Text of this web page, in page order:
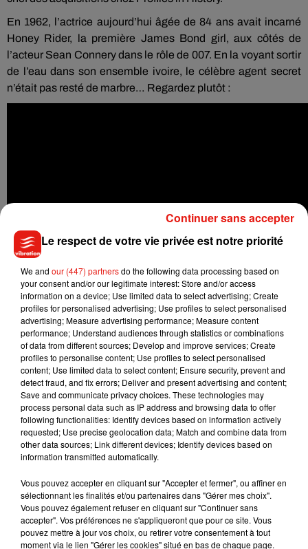
En 1962, l’actrice aujourd’hui âgée de 84 ans avait incarné
Honey Rider, la première James Bond girl, aux côtés de
l’acteur Sean Connery dans le rôle de 007. En la voyant sortir
de l’eau dans son ensemble ivoire, le célèbre agent secret
n’était pas resté de marbre… Regardez plutôt :
Musique
5 août 2026
Benny Blanco invite Selena Gomez et
Becky G sur son nouveau single
4 août 2026
Tiny Desk invite Charlie Puth pour une
live session solaire
Le respect de votre vie privée est notre priorité
We and our (447) partnersdo the following data processing based on
your consent and/or our legitimate interest: Store and/or access
information on a device; Use limited data to select advertising; Create
profiles for personalised advertising; Use profiles to select personalised
advertising; Measure advertising performance; Measure content
performance; Understand audiences through statistics or combinations
of data from different sources; Develop and improve services; Create
profiles to personalise content; Use profiles to select personalised
content; Use limited data to select content; Ensure security, prevent and
detect fraud, and fix errors; Deliver and present advertising and content;
Save and communicate privacy choices. These technologies may
process personal data such as IP address and browsing data to offer
following functionalities: Identify devices based on information actively
requested; Use precise geolocation data; Match and combine data from
other data sources; Link different devices; Identify devices based on
information transmitted automatically.
Vous pouvez accepter en cliquant sur "Accepter et fermer", ou affiner en
sélectionnant les finalités et/ou partenaires dans "Gérer mes choix".
Vous pouvez également refuser en cliquant sur "Continuer sans
accepter". Vos préférences ne s'appliqueront que pour ce site. Vous
pouvez mettre à jour vos choix, ou retirer votre consentement à tout
moment via le lien "Gérer les cookies" situé en bas de chaque page.
Continuer sans accepter